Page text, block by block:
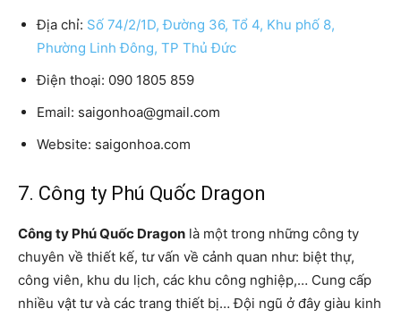
Địa chỉ: Số 74/2/1D, Đường 36, Tổ 4, Khu phố 8,
Phường Linh Đông, TP Thủ Đức
Điện thoại: 090 1805 859
Email: saigonhoa@gmail.com
Website: saigonhoa.com
7. Công ty Phú Quốc Dragon
Công ty Phú Quốc Dragon là một trong những công ty
chuyên về thiết kế, tư vấn về cảnh quan như: biệt thự,
công viên, khu du lịch, các khu công nghiệp,… Cung cấp
nhiều vật tư và các trang thiết bị… Đội ngũ ở đây giàu kinh